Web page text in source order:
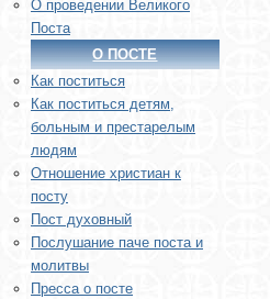
О проведении Великого
Поста
О ПОСТЕ
Как поститься
Как поститься детям,
больным и престарелым
людям
Отношение христиан к
посту
Пост духовный
Послушание паче поста и
молитвы
Пресса о посте